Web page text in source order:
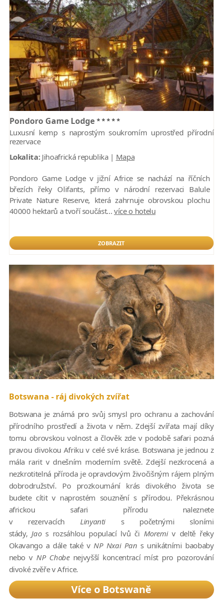
Pondoro Game Lodge*****
Luxusní kemp s naprostým soukromím uprostřed přírodní
rezervace
Lokalita:Jihoafrická republika | Mapa
Pondoro Game Lodge v jižní Africe se nachází na říčních
březích řeky Olifants, přímo v národní rezervaci Balule
Private Nature Reserve, která zahrnuje obrovskou plochu
40000 hektarů a tvoří součást... více o hotelu
ZOBRAZIT
Botswana - ráj divokých zvířat
Botswana je známá pro svůj smysl pro ochranu a zachování
přírodního prostředí a života v něm. Zdejší zvířata mají díky
tomu obrovskou volnost a člověk zde v podobě safari pozná
pravou divokou Afriku v celé své kráse. Botswana je jednou z
mála rarit v dnešním moderním světě. Zdejší nezkrocená a
nezkrotitelná příroda je opravdovým živočišným rájem plným
dobrodružství. Po prozkoumání krás divokého života se
budete cítit v naprostém souznění s přírodou. Překrásnou
africkou safari přírodu naleznete
v rezervacích Linyanti s početnými sloními
stády, Jaos rozsáhlou populací lvů či Moremiv deltě řeky
Okavango a dále také v NP Nxai Pan s unikátními baobaby
nebo v NP Chobenejvyšší koncentrací míst pro pozorování
divoké zvěře v Africe.
Více o Botswaně